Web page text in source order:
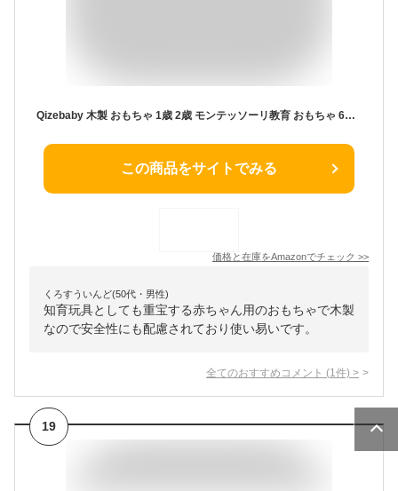
Qizebaby 木製 おもちゃ 1歳 2歳 モンテッソーリ教育 おもちゃ 6PCS 木製学習玩具 形合わせおもちゃ 音楽鉄琴 木製時計 ひもとおし ツイストワーム ビーディング スタッキングおもちゃ 色の認識 形の認知 学習玩具 指先訓練 数字認知 男の子 女の子に 誕生日プレゼント 贈り物
この商品をサイトでみる
価格と在庫をAmazonでチェック >>
くろすういんど(50代・男性)
知育玩具としても重宝する赤ちゃん用のおもちゃで木製
なので安全性にも配慮されており使い易いです。
全てのおすすめコメント (1 件) >
19